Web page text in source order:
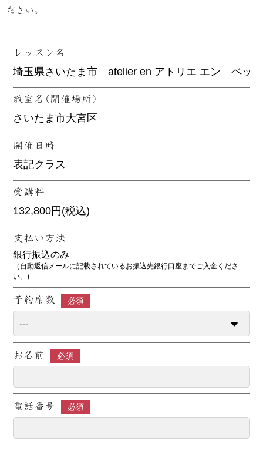
ださい。
レッスン名
教室名(開催場所)
開催日時
受講料
支払い方法
銀行振込のみ
（自動返信メールに記載されているお振込先銀行口座までご入金くださ
い。)
予約席数 必須
お名前 必須
電話番号 必須